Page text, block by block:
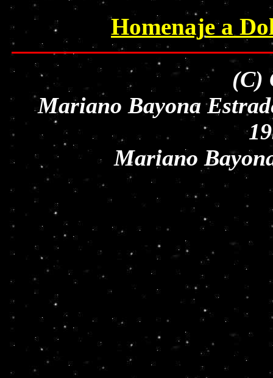
Homenaje a
(C)
Mariano Bayona
Mariano